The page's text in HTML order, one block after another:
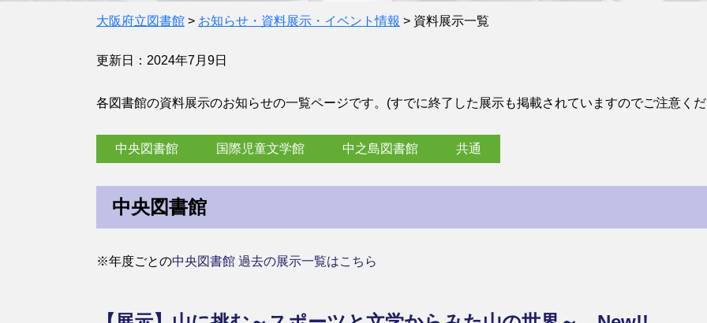
大阪府立図書館 > お知らせ・資料展示・イベント情報 > 資料展示一覧
更新日：2024年7月9日
各図書館の資料展示のお知らせの一覧ページです。(すでに終了した展示も掲載されていますのでご注意く
中央図書館 国際児童文学館 中之島図書館 共通
中央図書館
※年度ごとの中央図書館 過去の展示一覧はこちら